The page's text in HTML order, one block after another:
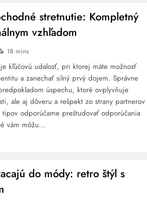
stretnutie: Kompletný
vzhľadom
18 mins
kľúčovú udalosť, pri ktorej máte možnosť
a zanechať silný prvý dojem. Správne
úspechu, ktoré ovplyvňuje
ale aj dôveru a rešpekt zo strany partnerov
odporúčame preštudovať odporúčania
vám môžu…
do módy: retro štýl s